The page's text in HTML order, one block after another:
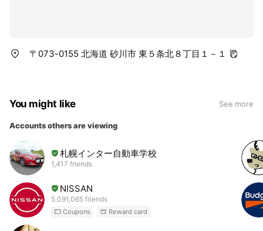
〒073-0155 北海道 砂川市 東５条北８丁目１－１
You might like See more
Accounts others are viewing
札幌インター自動車学校
1,417 friends
NISSAN
5,091,065 friends
Coupons Reward card